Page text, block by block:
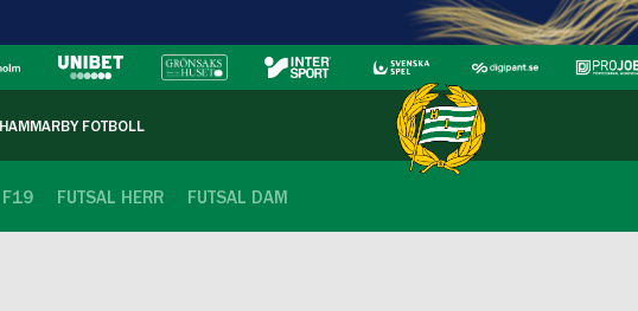
HAMMARBY FOTBOLL
F19 FUTSAL HERR FUTSAL DAM